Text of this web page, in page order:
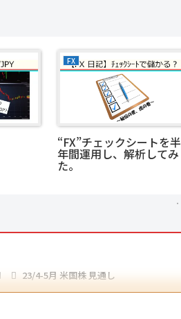
FX
“FX”チェックシートを半
年間運用し、解析してみ
た。
23/4-5月 米国株 見通し